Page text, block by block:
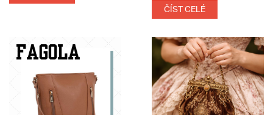
ČÍST CELÉ